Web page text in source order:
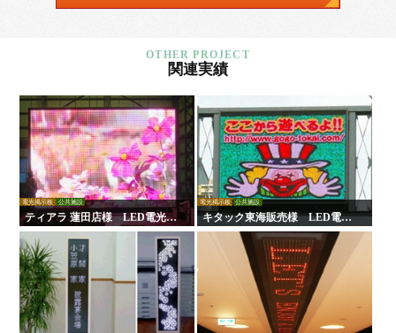
関連実績
電光掲示板 公共施設
ティアラ 蓮田店様 LED電光掲
示板
電光掲示板 公共施設
キタック東海販売様 LED電光
掲示板